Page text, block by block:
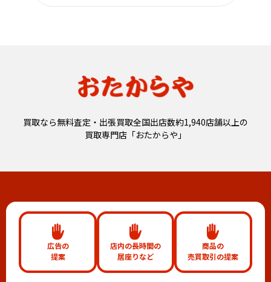
買取なら無料査定・出張買取全国出店数約1,940店舗以上の
買取専門店「おたからや」
広告の
提案
店内の長時間の
居座りなど
商品の
売買取引の提案